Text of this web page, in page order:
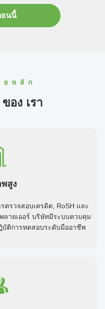
อนนี้
ยหลัก
อง เรา
สูง
รวจสอบเครดิต, RoSH และ
ลายเออร์ บริษัทมีระบบควบคุม
บัติการทดสอบระดับมืออาชีพ